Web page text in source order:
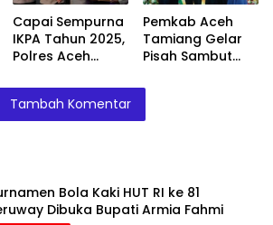
Capai Sempurna
IKPA Tahun 2025,
Polres Aceh
Penghargaan
dari Kapolri
Pemkab Aceh
Tamiang Gelar
Pisah Sambut
Armia: Mari
Pembangunan
Tambah Komentar
Bola Kaki HUT RI ke 81
Dibuka Bupati Armia Fahmi